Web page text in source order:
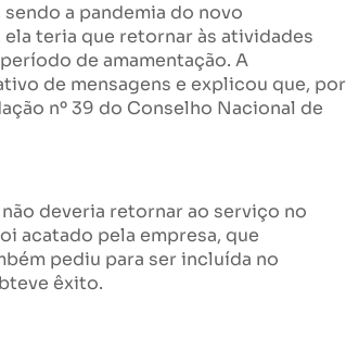
a pandemia do novo
teria que retornar às atividades
de amamentação. A
de mensagens e explicou que, por
nº 39 do Conselho Nacional de
deveria retornar ao serviço no
acatado pela empresa, que
pediu para ser incluída no
êxito.